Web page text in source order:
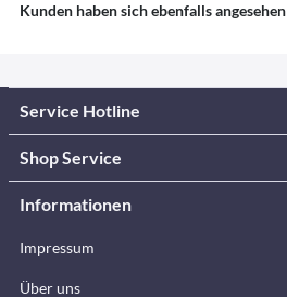
Kunden haben sich ebenfalls angesehen
Service Hotline
Shop Service
Informationen
Impressum
Über uns